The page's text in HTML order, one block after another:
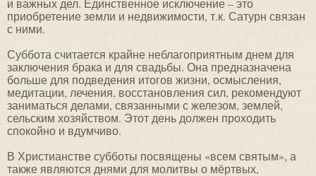
и важных дел. Единственное исключение – это
приобретение земли и недвижимости, т.к. Сатурн связан
с ними.
Суббота считается крайне неблагоприятным днем для
заключения брака и для свадьбы. Она предназначена
больше для подведения итогов жизни, осмысления,
медитации, лечения, восстановления сил, рекомендуют
заниматься делами, связанными с железом, землей,
сельским хозяйством. Этот день должен проходить
спокойно и вдумчиво.
В Христианстве субботы посвящены «всем святым», а
также являются днями для молитвы о мёртвых,